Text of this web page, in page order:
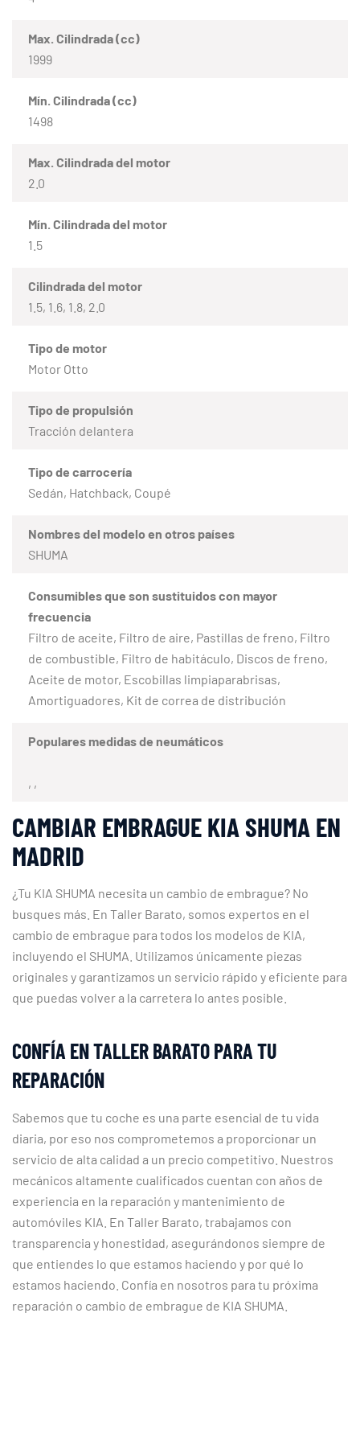
Max. Cilindrada (cc)
1999
Mín. Cilindrada (cc)
1498
Max. Cilindrada del motor
2.0
Mín. Cilindrada del motor
1.5
Cilindrada del motor
1.5, 1.6, 1.8, 2.0
Tipo de motor
Motor Otto
Tipo de propulsión
Tracción delantera
Tipo de carrocería
Sedán, Hatchback, Coupé
Nombres del modelo en otros países
SHUMA
Consumibles que son sustituidos con mayor
frecuencia
Filtro de aceite, Filtro de aire, Pastillas de freno, Filtro
de combustible, Filtro de habitáculo, Discos de freno,
Aceite de motor, Escobillas limpiaparabrisas,
Amortiguadores, Kit de correa de distribución
Populares medidas de neumáticos
, ,
CAMBIAR EMBRAGUE KIA SHUMA EN
MADRID
¿Tu KIA SHUMA necesita un cambio de embrague? No
busques más. En Taller Barato, somos expertos en el
cambio de embrague para todos los modelos de KIA,
incluyendo el SHUMA. Utilizamos únicamente piezas
originales y garantizamos un servicio rápido y eficiente para
que puedas volver a la carretera lo antes posible.
CONFÍA EN TALLER BARATO PARA TU
REPARACIÓN
Sabemos que tu coche es una parte esencial de tu vida
diaria, por eso nos comprometemos a proporcionar un
servicio de alta calidad a un precio competitivo. Nuestros
mecánicos altamente cualificados cuentan con años de
experiencia en la reparación y mantenimiento de
automóviles KIA. En Taller Barato, trabajamos con
transparencia y honestidad, asegurándonos siempre de
que entiendes lo que estamos haciendo y por qué lo
estamos haciendo. Confía en nosotros para tu próxima
reparación o cambio de embrague de KIA SHUMA.